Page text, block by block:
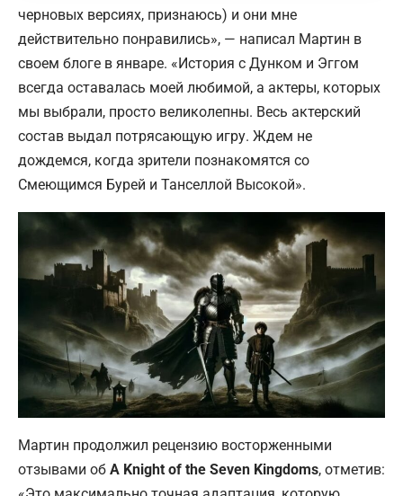
черновых версиях, признаюсь) и они мне
действительно понравились», — написал Мартин в
своем блоге в январе. «История с Дунком и Эггом
всегда оставалась моей любимой, а актеры, которых
мы выбрали, просто великолепны. Весь актерский
состав выдал потрясающую игру. Ждем не
дождемся, когда зрители познакомятся со
Смеющимся Бурей и Танселлой Высокой».
Мартин продолжил рецензию восторженными
отзывами об A Knight of the Seven Kingdoms, отметив: